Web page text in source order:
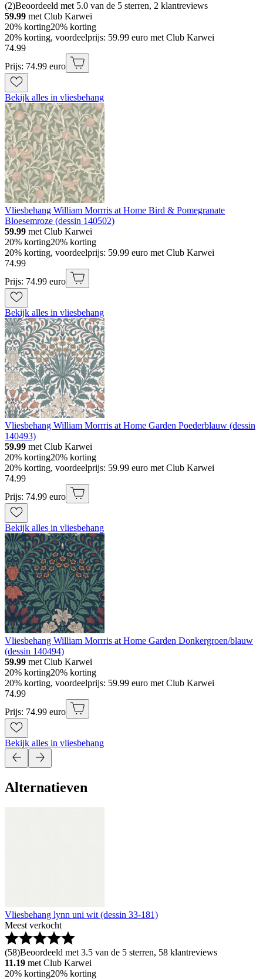
(2)Beoordeeld met 5.0 van de 5 sterren, 2 klantreviews
59.99 met Club Karwei
20% korting20% korting
20% korting, voordeelprijs: 59.99 euro met Club Karwei
74.99
Prijs: 74.99 euro
Bekijk alles in vliesbehang
Vliesbehang William Morrris at Home Bird & Pomegranate
Bloesemroze (dessin 140502)
59.99 met Club Karwei
20% korting20% korting
20% korting, voordeelprijs: 59.99 euro met Club Karwei
74.99
Prijs: 74.99 euro
Bekijk alles in vliesbehang
Vliesbehang William Morrris at Home Garden Poederblauw (dessin
140493)
59.99 met Club Karwei
20% korting20% korting
20% korting, voordeelprijs: 59.99 euro met Club Karwei
74.99
Prijs: 74.99 euro
Bekijk alles in vliesbehang
Vliesbehang William Morrris at Home Garden Donkergroen/blauw
(dessin 140494)
59.99 met Club Karwei
20% korting20% korting
20% korting, voordeelprijs: 59.99 euro met Club Karwei
74.99
Prijs: 74.99 euro
Bekijk alles in vliesbehang
Alternatieven
Vliesbehang lynn uni wit (dessin 33-181)
Meest verkocht
(58)Beoordeeld met 3.5 van de 5 sterren, 58 klantreviews
11.19 met Club Karwei
20% korting20% korting